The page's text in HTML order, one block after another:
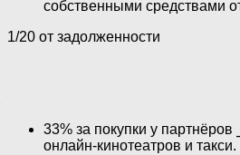
собственными средствами
1/20 от задолженности
33% за покупки у партнёров
онлайн-кинотеатров и